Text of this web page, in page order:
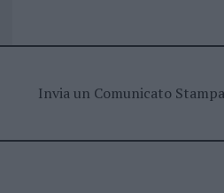
Invia un Comunicato Stampa